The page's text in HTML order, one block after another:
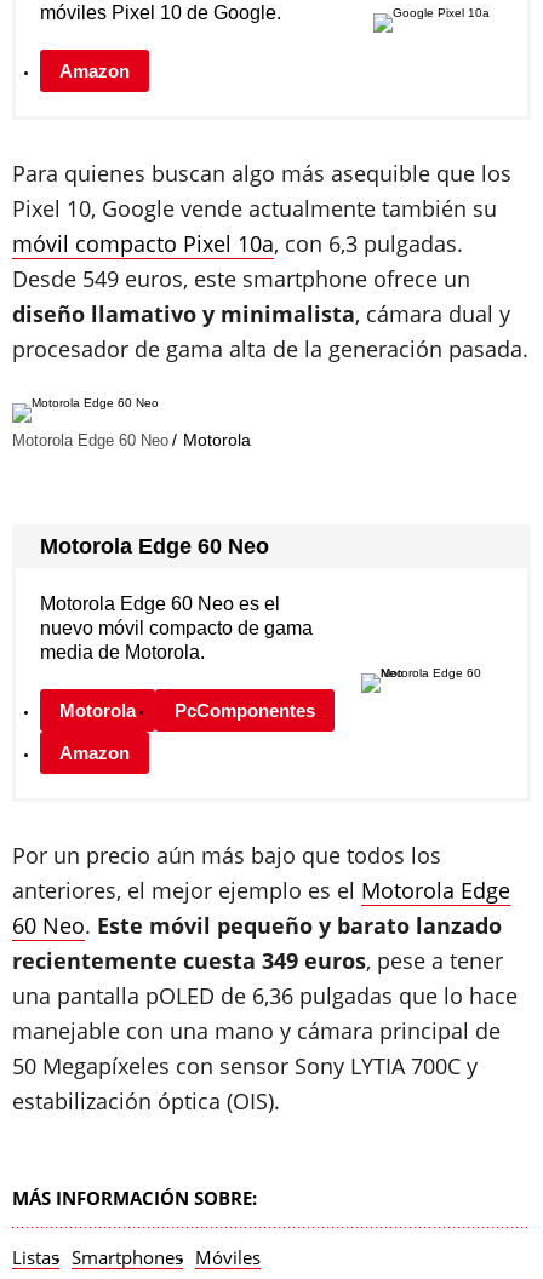
Amazon
móviles Pixel 10 de Google.
Para quienes buscan algo más asequible que los
Pixel 10, Google vende actualmente también su
móvil compacto Pixel 10a, con 6,3 pulgadas.
Desde 549 euros, este smartphone ofrece un
diseño llamativo y minimalista, cámara dual y
procesador de gama alta de la generación pasada.
Motorola Edge 60 Neo Motorola
Motorola Edge 60 Neo
Motorola PcComponentes
Amazon
Motorola Edge 60 Neo es el
nuevo móvil compacto de gama
media de Motorola.
Por un precio aún más bajo que todos los
anteriores, el mejor ejemplo es el Motorola Edge
60 Neo. Este móvil pequeño y barato lanzado
recientemente cuesta 349 euros, pese a tener
una pantalla pOLED de 6,36 pulgadas que lo hace
manejable con una mano y cámara principal de
50 Megapíxeles con sensor Sony LYTIA 700C y
estabilización óptica (OIS).
MÁS INFORMACIÓN SOBRE:
Listas Smartphones Móviles